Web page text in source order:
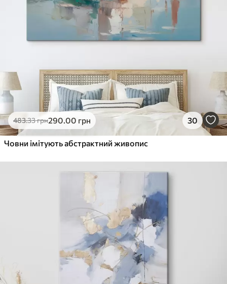
483.33грн290.00 грн 30
Човни імітують абстрактний живопис